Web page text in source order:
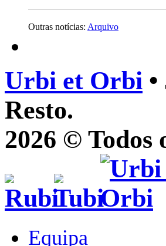
Outras notícias: Arquivo
Urbi et Orbi
Resto.
2026 © Todos
Equipa